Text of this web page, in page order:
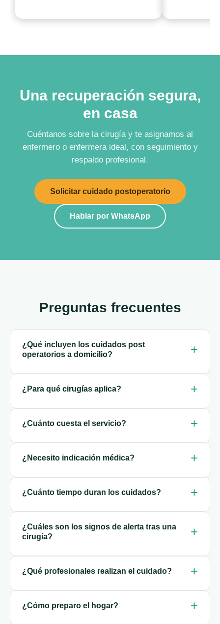
Una recuperación segura,
en casa
Cuéntanos sobre la cirugía y te asignamos al
enfermero o enfermera ideal, con seguimiento y
respaldo profesional.
Solicitar cuidado postoperatorio
Hablar por WhatsApp
Preguntas frecuentes
¿Qué incluyen los cuidados post
operatorios a domicilio?
¿Para qué cirugías aplica?
¿Cuánto cuesta el servicio?
¿Necesito indicación médica?
¿Cuánto tiempo duran los cuidados?
¿Cuáles son los signos de alerta tras una
cirugía?
¿Qué profesionales realizan el cuidado?
¿Cómo preparo el hogar?